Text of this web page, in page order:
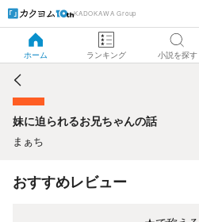
KADOKAWA Group
ホーム ランキング 小説を探す
妹に迫られるお兄ちゃんの話
妹に迫られるお兄ちゃんの話
まぁち
おすすめレビュー